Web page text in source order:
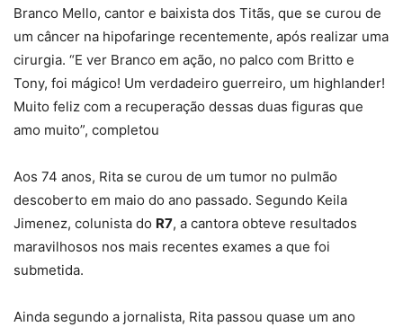
Branco Mello, cantor e baixista dos Titãs, que se curou de
um câncer na hipofaringe recentemente, após realizar uma
cirurgia. “E ver Branco em ação, no palco com Britto e
Tony, foi mágico! Um verdadeiro guerreiro, um highlander!
Muito feliz com a recuperação dessas duas figuras que
amo muito”, completou
Aos 74 anos, Rita se curou de um tumor no pulmão
descoberto em maio do ano passado. Segundo Keila
Jimenez, colunista do R7, a cantora obteve resultados
maravilhosos nos mais recentes exames a que foi
submetida.
Ainda segundo a jornalista, Rita passou quase um ano